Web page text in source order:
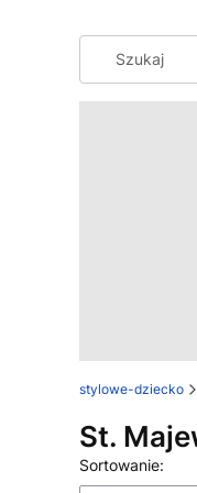
stylowe-dziecko
St.
Lista
Sortowanie: